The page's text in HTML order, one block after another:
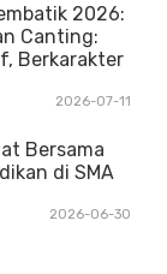
2026:
Canting:
Berkarakter
2026-07-11
Bersama
di SMA
2026-06-30